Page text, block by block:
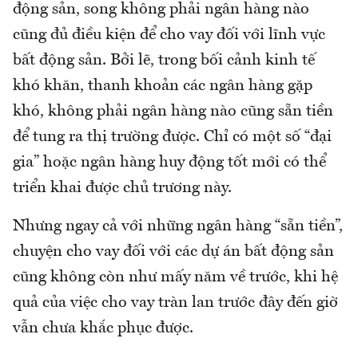
động sản, song không phải ngân hàng nào
cũng đủ điều kiện để cho vay đối với lĩnh vực
bất động sản. Bởi lẽ, trong bối cảnh kinh tế
khó khăn, thanh khoản các ngân hàng gặp
khó, không phải ngân hàng nào cũng sẵn tiền
để tung ra thị trường được. Chỉ có một số “đại
gia” hoặc ngân hàng huy động tốt mới có thể
triển khai được chủ trương này.
Nhưng ngay cả với những ngân hàng “sẵn tiền”,
chuyện cho vay đối với các dự án bất động sản
cũng không còn như mấy năm về trước, khi hệ
quả của việc cho vay tràn lan trước đây đến giờ
vẫn chưa khắc phục được.